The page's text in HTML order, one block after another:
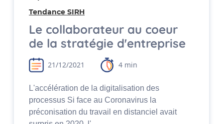
Tendance SIRH
Le collaborateur au coeur
de la stratégie d'entreprise
21/12/2021 4 min
L'accélération de la digitalisation des
processus Si face au Coronavirus la
préconisation du travail en distanciel avait